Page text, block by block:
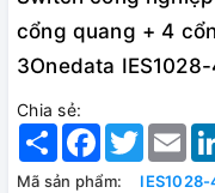
cổng quang + 4
3Onedata
Chia sẻ:
Share Facebook
Twitter
Mã sản phẩm:
IES1028-